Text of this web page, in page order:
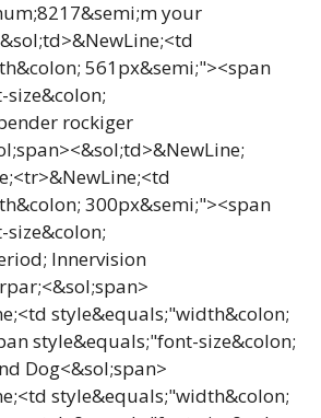
your
561px&semi;"><span
rockiger
300px&semi;"><span
Innervision
style&equals;"width&colon;
style&equals;"font-size&colon;
Dog<&sol;span>
style&equals;"width&colon;